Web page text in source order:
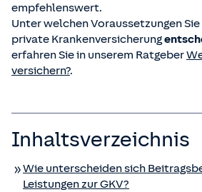
empfehlenswert.
Unter welchen Voraussetzungen
private Krankenversicherung
erfahren Sie in unserem Ratgeber
versichern?.
Inhaltsverzeichnis
Wie unterscheiden sich
Leistungen zur GKV?